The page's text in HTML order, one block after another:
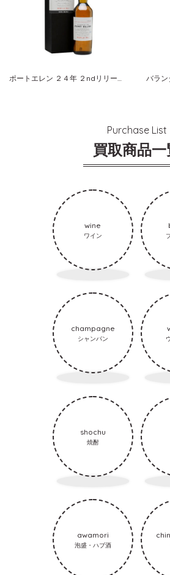
ポートエレン ２４年 ２ndリリース １９７８年蒸留 バラン
Purchase List
買取商品一
wine
ワイン
champagne
シャンパン
shochu
焼酎
awamori
泡盛・ハブ酒